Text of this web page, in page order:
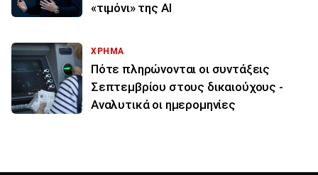
«τιμόνι» της ΑΙ
ΧΡΗΜΑ
Πότε πληρώνονται οι συντάξεις
Σεπτεμβρίου στους δικαιούχους -
Αναλυτικά οι ημερομηνίες